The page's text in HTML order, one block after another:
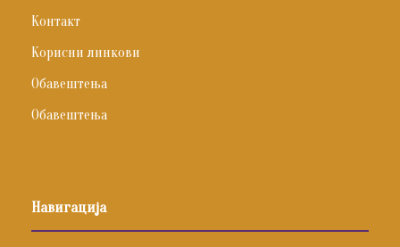
Контакт
Корисни линкови
Обавештења
Обавештења
Навигација